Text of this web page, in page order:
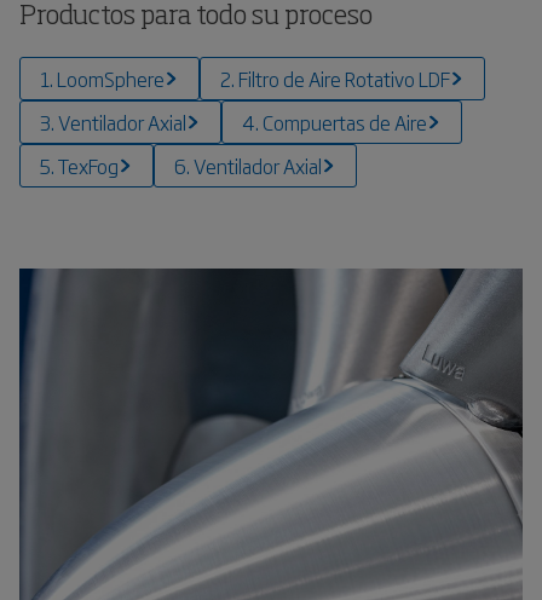
Productos para todo su proceso
1. LoomSphere
2. Filtro de Aire Rotativo LDF
3. Ventilador Axial
4. Compuertas de Aire
5. TexFog
6. Ventilador Axial